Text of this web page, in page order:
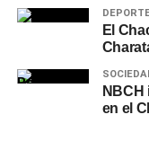
El
NBCH
en el